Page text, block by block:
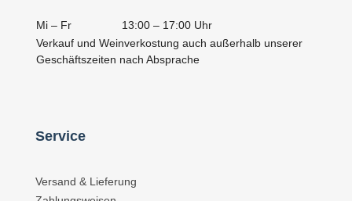
Mi – Fr
13:00 – 17:00 Uhr
Verkauf und Weinverkostung auch außerhalb unserer
Geschäftszeiten nach Absprache
Service
Versand & Lieferung